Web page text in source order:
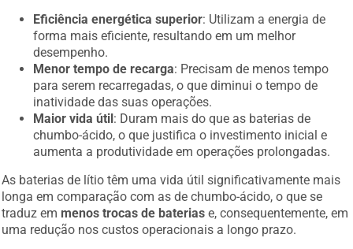
Eficiência energética superior: Utilizam a energia de
forma mais eficiente, resultando em um melhor
desempenho.
Menor tempo de recarga: Precisam de menos tempo
para serem recarregadas, o que diminui o tempo de
inatividade das suas operações.
Maior vida útil : Duram mais do que as baterias de
chumbo-ácido, o que justifica o investimento inicial e
aumenta a produtividade em operações prolongadas.
As baterias de lítio têm uma vida útil significativamente mais
longa em comparação com as de chumbo-ácido, o que se
traduz em menos trocas de baterias e, consequentemente, em
uma redução nos custos operacionais a longo prazo.